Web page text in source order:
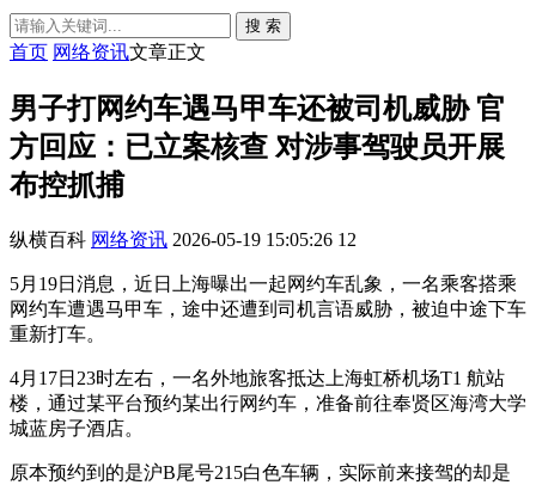
搜 索
首页 网络资讯文章正文
男子打网约车遇马甲车还被司机威胁 官
方回应：已立案核查 对涉事驾驶员开展
布控抓捕
纵横百科 网络资讯 2026-05-19 15:05:26 12
5月19日消息，近日上海曝出一起网约车乱象，一名乘客搭乘
网约车遭遇马甲车，途中还遭到司机言语威胁，被迫中途下车
重新打车。
4月17日23时左右，一名外地旅客抵达上海虹桥机场T1 航站
楼，通过某平台预约某出行网约车，准备前往奉贤区海湾大学
城蓝房子酒店。
原本预约到的是沪B尾号215白色车辆，实际前来接驾的却是